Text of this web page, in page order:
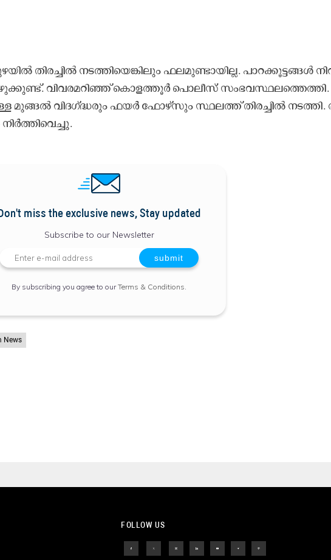
തി​ര​ച്ചി​ൽ ന​ട​ത്തി​യെ​ങ്കി​ലും ഫ​ല​മു​ണ്ടാ​യി​ല്ല. പാ​റ​ക്കൂ​ട്ട​ങ്ങ​ൾ
വി​വ​ര​മ​റി​ഞ്ഞ് കൊ​ള​ത്തൂ​ർ പൊ​ലീ​സ്
മു​ങ്ങ​ൽ വി​ദ​ഗ്ദ്ധ​രും ഫ​യ​ർ ഫോ​ഴ്സും സ്ഥ​ല​ത്ത് തി​ര​ച്ചി​ൽ ന​ട​ത്തി.
Don't miss the exclusive news, Stay updated
Subscribe to our Newsletter
By subscribing you agree to ourTerms & Conditions
News
FOLLOW US